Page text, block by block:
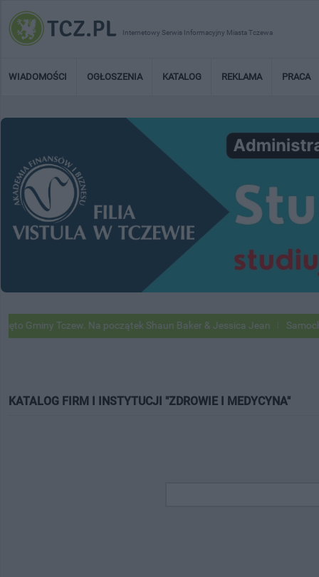
Internetowy Serwis Informacyjny Miasta Tczewa
WIADOMOŚCI OGŁOSZENIA KATALOG REKLAMA PRACA
Tczew. Na początek Shaun Baker & Jessica Jean Samochody
KATALOG FIRM I INSTYTUCJI "ZDROWIE I MEDYCYNA"